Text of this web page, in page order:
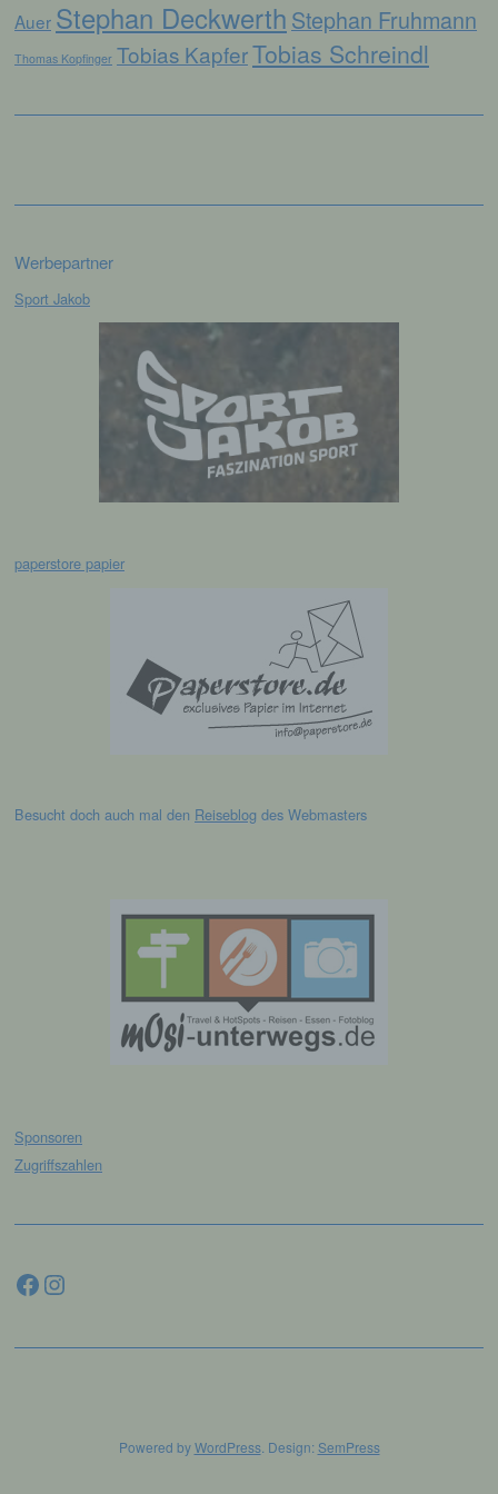
Auer Stephan Deckwerth Stephan Fruhmann
Thomas Kopfinger Tobias KapferTobias Schreindl
Werbepartner
Sport Jakob
paperstore papier
Besucht doch auch mal den Reiseblog des Webmasters
Sponsoren
Zugriffszahlen
Facebook
Powered byWordPress. Design: SemPress
Auslesen, das Abfragen, die Verwendung,
die Offenlegung durch Übermittlung,
Verbreitung oder eine andere Form der
Löschen oder die Vernichtung.
Markierung gespeicherter
e) Profiling
Profiling ist jede Art der automatisierten
Verarbeitung personenbezogener Daten, die
darin besteht, dass diese
personenbezogenen Daten verwendet
werden, um bestimmte persönliche Aspekte,
bezüglich Arbeitsleistung, wirtschaftlicher
Interessen, Zuverlässigkeit, Verhalten,
Aufenthaltsort oder Ortswechsel dieser
natürlichen Person zu analysieren oder
vorherzusagen.
f) Pseudonymisierung
personenbezogener Daten in einer Weise,
auf welche die personenbezogenen Daten
Informationen gesondert aufbewahrt werden
und technischen und organisatorischen
Maßnahmen unterliegen, die gewährleisten,
dass die personenbezogenen Daten nicht
einer identifizierten oder identifizierbaren
natürlichen Person zugewiesen werden.
Verantwortlicher oder für die Verarbeitung
oder andere Stelle, die allein oder
das Recht der Mitgliedstaaten vorgegeben,
Mitgliedstaaten vorgesehen werden.